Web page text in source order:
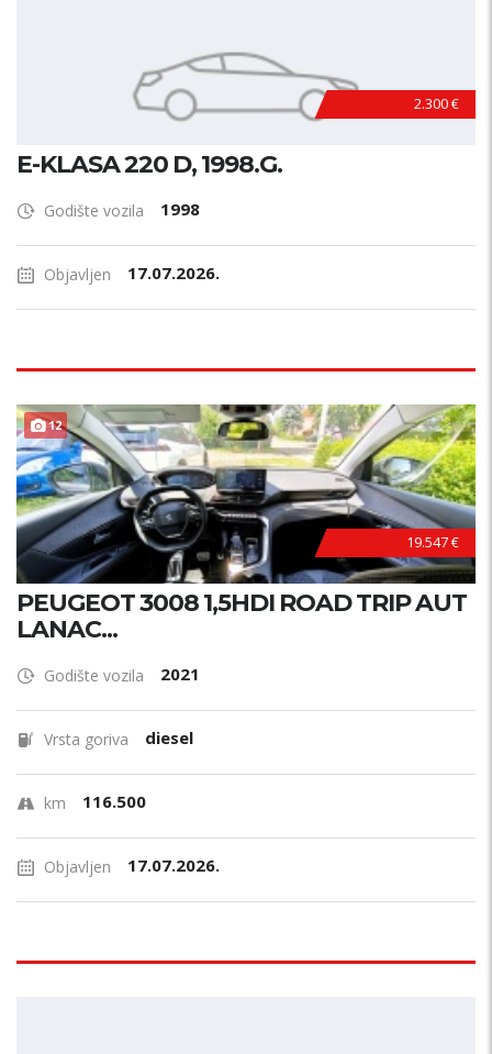
2.300 €
E-KLASA 220 D, 1998.G.
Godište vozila 1998
Objavljen 17.07.2026.
12
19.547 €
PEUGEOT 3008 1,5HDI ROAD TRIP AUT
LANAC...
Godište vozila 2021
Vrsta goriva diesel
km 116.500
Objavljen 17.07.2026.